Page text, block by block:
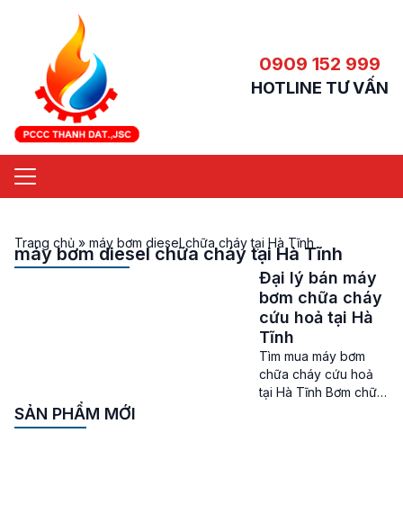
0909 152 999
HOTLINE TƯ VẤN
Trang chủ » máy bơm diesel chữa cháy tại Hà Tĩnh
máy bơm diesel chữa cháy tại Hà Tĩnh
Đại lý bán máy
bơm chữa cháy
cứu hoả tại Hà
Tĩnh
Tìm mua máy bơm
chữa cháy cứu hoả
tại Hà Tĩnh Bơm chữa
SẢN PHẨM MỚI